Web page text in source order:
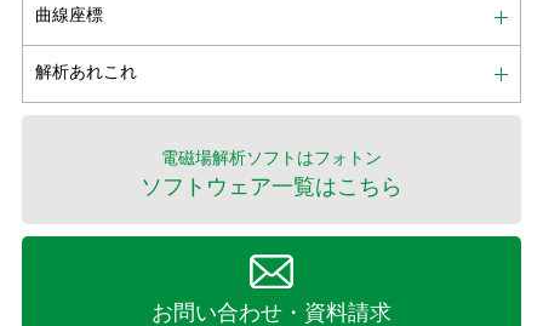
曲線座標
解析あれこれ
電磁場解析ソフトはフォトン
ソフトウェア一覧はこちら
お問い合わせ・資料請求